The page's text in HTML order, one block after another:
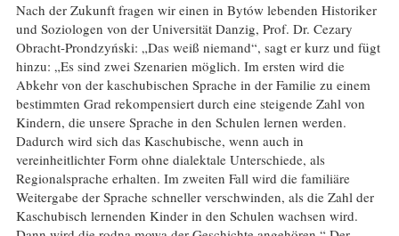
Nach der Zukunft fragen wir einen in Bytów lebenden Historiker
und Soziologen von der Universität Danzig, Prof. Dr. Cezary
Obracht-Prondzyński: „Das weiß niemand“, sagt er kurz und fügt
hinzu: „Es sind zwei Szenarien möglich. Im ersten wird die
Abkehr von der kaschubischen Sprache in der Familie zu einem
bestimmten Grad rekompensiert durch eine steigende Zahl von
Kindern, die unsere Sprache in den Schulen lernen werden.
Dadurch wird sich das Kaschubische, wenn auch in
vereinheitlichter Form ohne dialektale Unterschiede, als
Regionalsprache erhalten. Im zweiten Fall wird die familiäre
Weitergabe der Sprache schneller verschwinden, als die Zahl der
Kaschubisch lernenden Kinder in den Schulen wachsen wird.